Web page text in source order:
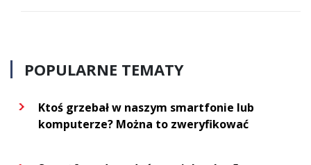
POPULARNE TEMATY
Ktoś grzebał w naszym smartfonie lub
komputerze? Można to zweryfikować